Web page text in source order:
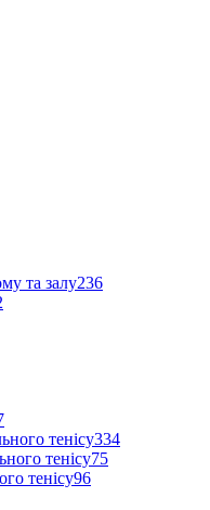
та залу236
тенісу334
тенісу75
тенісу96